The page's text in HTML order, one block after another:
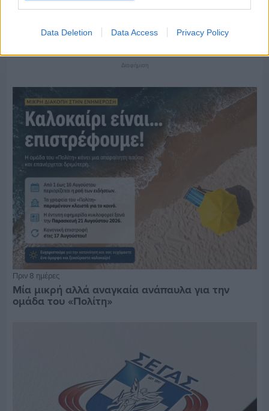
Data Deletion Data Access Privacy Policy
Πριν 6 ημέρες
Ο καιρός στη Χίο, σήμερα 3 Αυγούστου 2026
Διαφήμιση
Πριν 8 ημέρες
Μία μικρή αλλά αναγκαία ανάπαυλα για την
ομάδα του «Πολίτη»